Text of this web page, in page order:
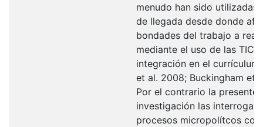
menudo han sido utilizadas
de llegada desde donde
bondades del trabajo a
mediante el uso de las TIC
integración en el currículum
et al. 2008; Buckingham et
Por el contrario la presente
investigación las interroga
procesos micropolítcos